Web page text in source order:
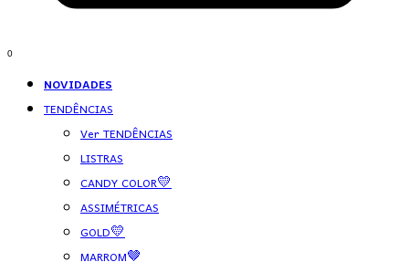
0
NOVIDADES
TENDÊNCIAS
Ver TENDÊNCIAS
LISTRAS
CANDY COLOR💛
ASSIMÉTRICAS
GOLD💛